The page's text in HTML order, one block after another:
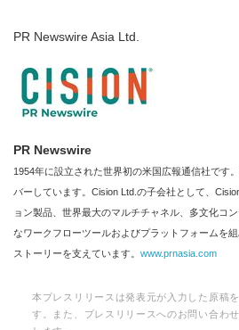
PR Newswire Asia Ltd.
PR Newswire
1954年に設立された世界初の米国広報通信社です
バーしています。Cision Ltd.の子会社として、
ョン製品、世界最大のマルチチャネル、多文化コ
なワークフローツールおよびプラットフォームを
ストーリーを支えています。 www.prnasia.com
本プレスリリースは発表元が入力した原稿
す。また、プレスリリースへのお問い合わ